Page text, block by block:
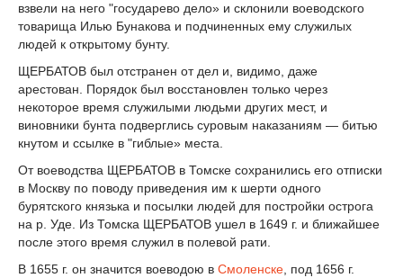
взвели на него "государево дело» и склонили воеводского
товарища Илью Бунакова и подчиненных ему служилых
людей к открытому бунту.
ЩЕРБАТОВ был отстранен от дел и, видимо, даже
арестован. Порядок был восстановлен только через
некоторое время служилыми людьми других мест, и
виновники бунта подверглись суровым наказаниям — битью
кнутом и ссылке в "гиблые» места.
От воеводства ЩЕРБАТОВ в Томске сохранились его отписки
в Москву по поводу приведения им к шерти одного
бурятского князька и посылки людей для постройки острога
на р. Уде. Из Томска ЩЕРБАТОВ ушел в 1649 г. и ближайшее
после этого время служил в полевой рати.
В 1655 г. он значится воеводою в Смоленске , под 1656 г.